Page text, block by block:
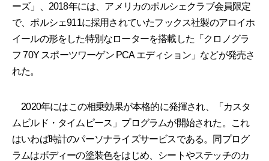
ーズ」、2018年には、アメリカのポルシェクラブ会員限定
で、ポルシェ911に採用されていたフックス社製のアロイホ
イールの形をした特別なローターを搭載した「クロノグラ
フ 70Y スポーツワーゲン PCA エディション」などが発売さ
れた。
2020年にはこの相乗効果が本格的に発揮され、「カスタ
ムビルド・タイムピース」プログラムが開始された。これ
はいわば時計のパーソナライズサービスである。同プログ
ラムはボディーの塗装色をはじめ、シートやステッチのカ